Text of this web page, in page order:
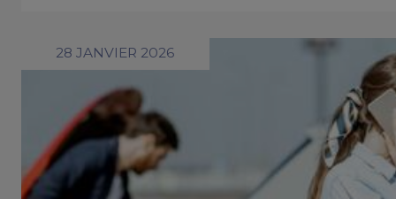
28 JANVIER 2026